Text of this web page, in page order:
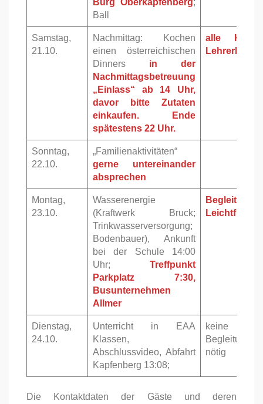
Burg Oberkapfenberg;
Ball
Samstag,
21.10.
Nachmittag: Kochen
einen österreichischen
Dinners in der
Nachmittagsbetreuung
„Einlass“ ab 14 Uhr,
davor bitte Zutaten
einkaufen. Ende
spätestens 22 Uhr.
alle KLUNI
LehrerInnen
Sonntag,
22.10.
„Familienaktivitäten“
gerne untereinander
absprechen
Montag,
23.10.
Wasserenergie
(Kraftwerk Bruck;
Trinkwasserversorgung;
Bodenbauer), Ankunft
bei der Schule 14:00
Uhr; Treffpunkt
Parkplatz 7:30,
Busunternehmen
Allmer
Begleitung:
Leichtfried
Dienstag,
24.10.
Unterricht in EAA
Klassen,
Abschlussvideo, Abfahrt
Kapfenberg 13:08;
keine
Begleitung
nötig
Die Kontaktdaten der Gäste und deren